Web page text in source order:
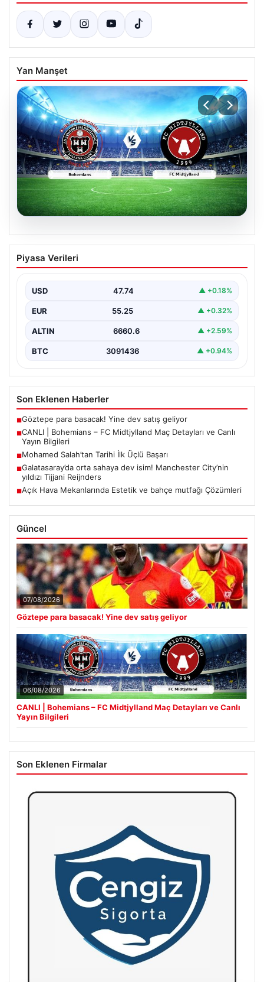
Yan Manşet
CANLI | Bohemians – FC Midtjylland
Maç Detayları ve Canlı Yayın Bilgileri
Ağustos 2026 tarihinde Dublin’deki Dalymount…
Piyasa Verileri
USD 47.74 ▲ +0.18%
EUR 55.25 ▲ +0.32%
ALTIN 6660.6 ▲ +2.59%
BTC 3091436 ▲ +0.94%
Son Eklenen Haberler
■Göztepe para basacak! Yine dev satış geliyor
■CANLI | Bohemians – FC Midtjylland Maç Detayları ve Canlı
Yayın Bilgileri
■Mohamed Salah’tan Tarihi İlk Üçlü Başarı
■Galatasaray’da orta sahaya dev isim! Manchester City’nin
yıldızı Tijjani Reijnders
■Açık Hava Mekanlarında Estetik ve bahçe mutfağı Çözümleri
Güncel
07/08/2026
Göztepe para basacak! Yine dev satış geliyor
06/08/2026
CANLI | Bohemians – FC Midtjylland Maç Detayları ve Canlı
Yayın Bilgileri
Son Eklenen Firmalar